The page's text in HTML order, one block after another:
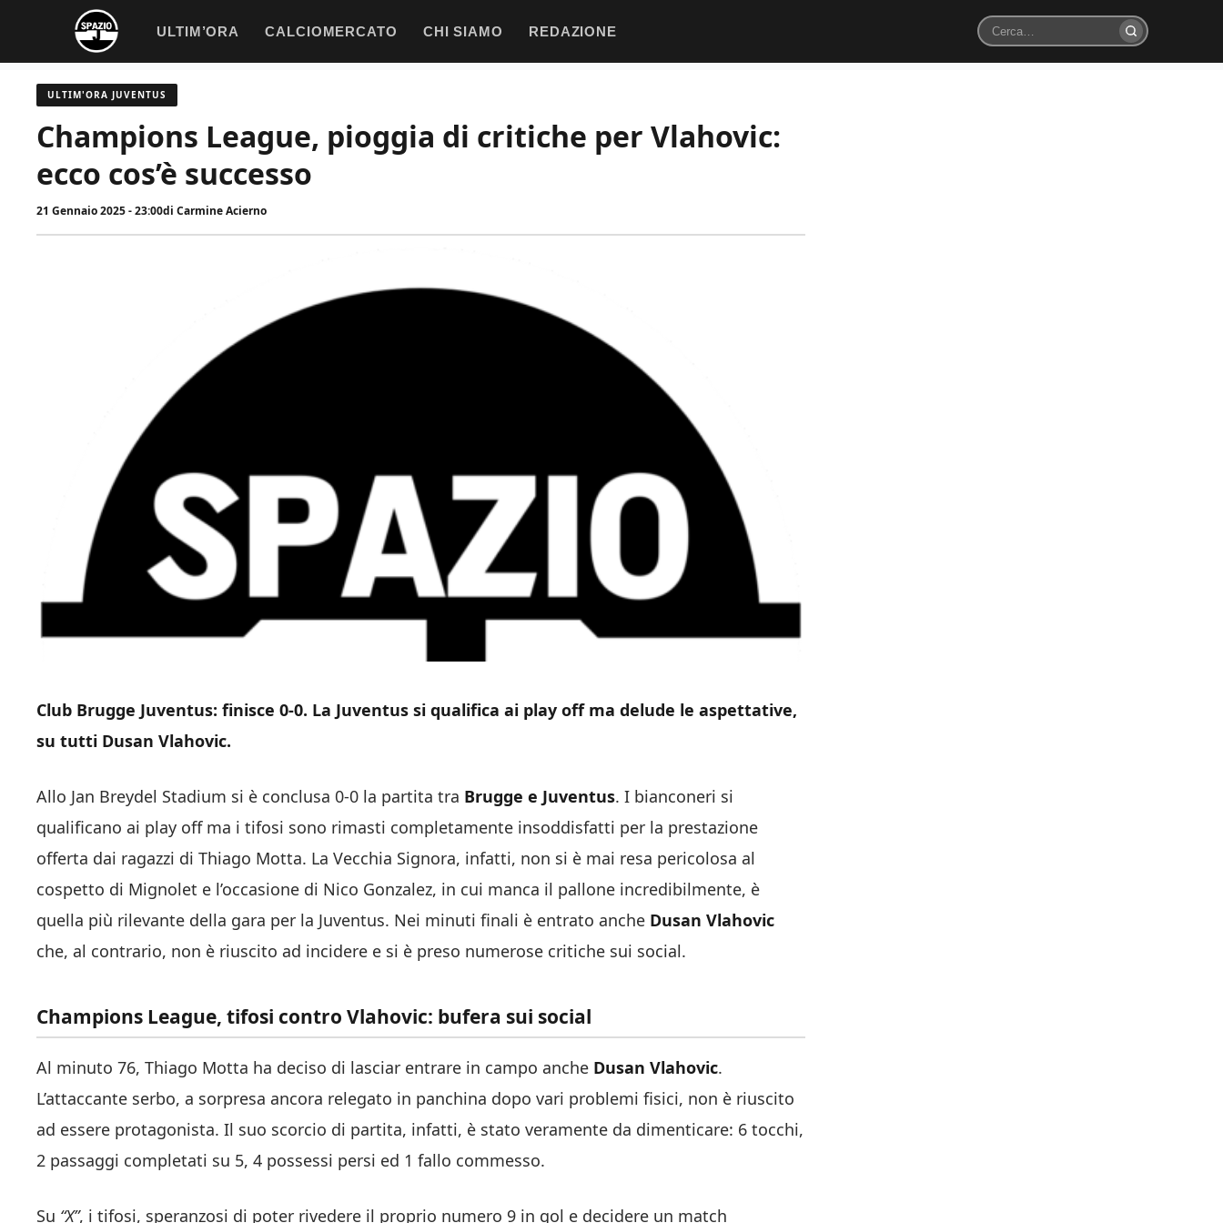
contenuto
ULTIM’ORA CALCIOMERCATO CHI SIAMO REDAZIONE
Cerca
ULTIM'ORA JUVENTUS
Champions League, pioggia di critiche per Vlahovic:
ecco cos’è successo
21 Gennaio 2025 - 23:00di Carmine Acierno
Club Brugge Juventus: finisce 0-0. La Juventus si qualifica ai play off ma delude le aspettative,
su tutti Dusan Vlahovic.
Allo Jan Breydel Stadium si è conclusa 0-0 la partita tra Brugge e Juventus. I bianconeri si
qualificano ai play off ma i tifosi sono rimasti completamente insoddisfatti per la prestazione
offerta dai ragazzi di Thiago Motta. La Vecchia Signora, infatti, non si è mai resa pericolosa al
cospetto di Mignolet e l’occasione di Nico Gonzalez, in cui manca il pallone incredibilmente, è
quella più rilevante della gara per la Juventus. Nei minuti finali è entrato anche Dusan Vlahovic
che, al contrario, non è riuscito ad incidere e si è preso numerose critiche sui social.
Champions League, tifosi contro Vlahovic: bufera sui social
Al minuto 76, Thiago Motta ha deciso di lasciar entrare in campo anche Dusan Vlahovic.
L’attaccante serbo, a sorpresa ancora relegato in panchina dopo vari problemi fisici, non è riuscito
ad essere protagonista. Il suo scorcio di partita, infatti, è stato veramente da dimenticare: 6 tocchi,
2 passaggi completati su 5, 4 possessi persi ed 1 fallo commesso.
Su “X”, i tifosi, speranzosi di poter rivedere il proprio numero 9 in gol e decidere un match